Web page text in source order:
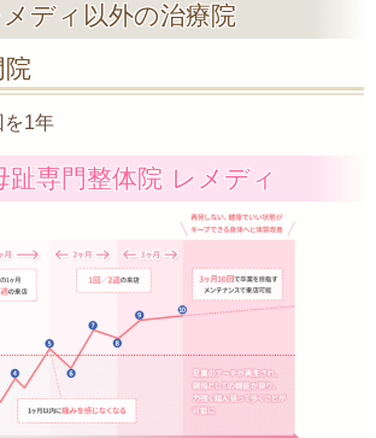
メディ以外の治療院
院
を1年
趾専門整体院 レメディ